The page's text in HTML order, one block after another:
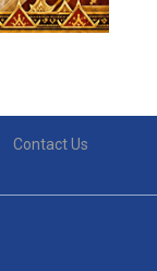
Contact Us